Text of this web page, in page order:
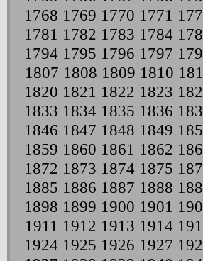
1768 1769 1770 1771
1781 1782 1783 1784
1794 1795 1796 1797
1807 1808 1809 1810
1820 1821 1822 1823
1833 1834 1835 1836
1846 1847 1848 1849
1859 1860 1861 1862
1872 1873 1874 1875
1885 1886 1887 1888
1898 1899 1900 1901
1911 1912 1913 1914
1924 1925 1926 1927